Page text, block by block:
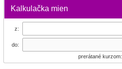
Kalkulačka mien
z:
do:
prerátané kurzom: